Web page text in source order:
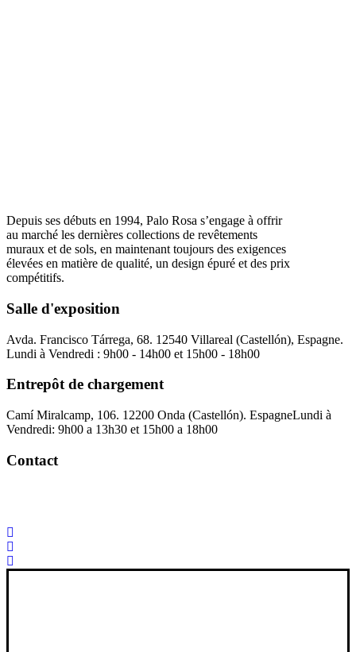
Depuis ses débuts en 1994, Palo Rosa s’engage à offrir
au marché les dernières collections de revêtements
muraux et de sols, en maintenant toujours des exigences
élevées en matière de qualité, un design épuré et des prix
compétitifs.
Salle d'exposition
Avda. Francisco Tárrega, 68. 12540 Villareal (Castellón), Espagne.
Lundi à Vendredi : 9h00 - 14h00 et 15h00 - 18h00
Entrepôt de chargement
Camí Miralcamp, 106. 12200 Onda (Castellón). EspagneLundi à
Vendredi: 9h00 a 13h30 et 15h00 a 18h00
Contact